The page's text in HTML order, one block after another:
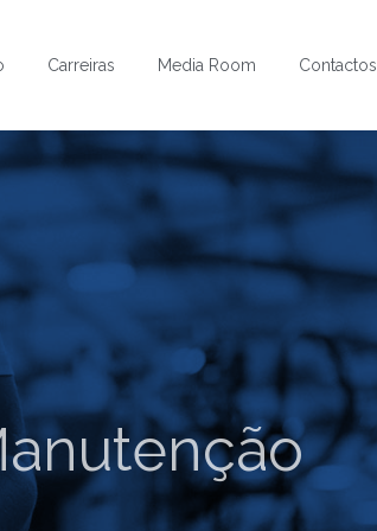
Carreiras Media Room Contactos